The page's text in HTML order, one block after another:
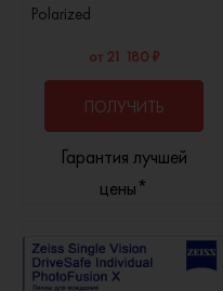
Polarized
от 21 180 ₽
ПОЛУЧИТЬ
КОНСУЛЬТАЦИЮ
Гарантия лучшей
цены*